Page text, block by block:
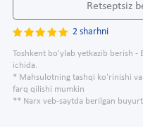
Retseptsiz
2 sharhni
Toshkent bo'ylab yetkazib berish
ichida.
* Mahsulotning tashqi ko'rinishi
farq qilishi mumkin
** Narx veb-saytda berilgan